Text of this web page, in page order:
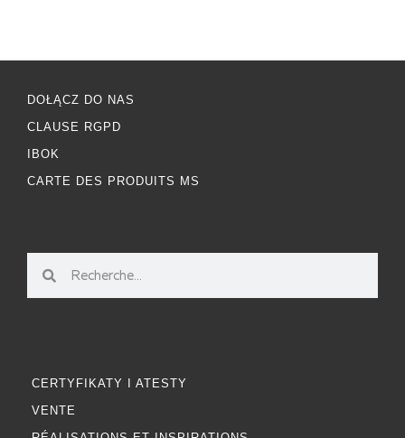
DOŁĄCZ DO NAS
CLAUSE RGPD
IBOK
CARTE DES PRODUITS MS
CERTYFIKATY I ATESTY
VENTE